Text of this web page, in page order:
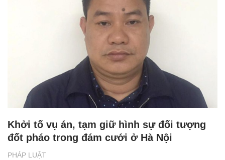
PHÁP LUẬT
Khởi tố vụ án, tạm giữ hình sự đối tượng
đốt pháo trong đám cưới ở Hà Nội